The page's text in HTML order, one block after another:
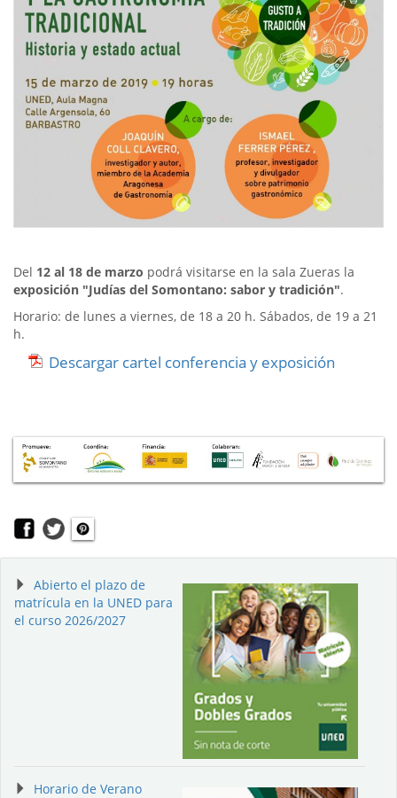
Del 12 al 18 de marzo podrá visitarse en la sala Zueras la
exposición "Judías del Somontano: sabor y tradición".
Horario: de lunes a viernes, de 18 a 20 h. Sábados, de 19 a 21
h.
Descargar cartel conferencia y exposición
Abierto el plazo de
matrícula en la UNED para
el curso 2026/2027
Horario de Verano